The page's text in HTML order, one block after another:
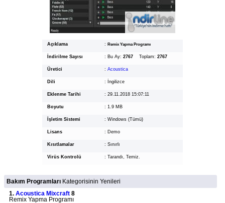
Açıklama : Remix Yapma Programı
İndirilme Sayısı : Bu Ay: 2767 Toplam: 2767
Üretici : Acoustica
Dili : İngilizce
Eklenme Tarihi : 29.11.2018 15:07:11
Boyutu : 1.9 MB
İşletim Sistemi : Windows (Tümü)
Lisans : Demo
Kısıtlamalar : Sınırlı
Virüs Kontrolü : Tarandı, Temiz.
Bakım Programları Kategorisinin Yenileri
1. Acoustica Mixcraft 8
Remix Yapma Programı